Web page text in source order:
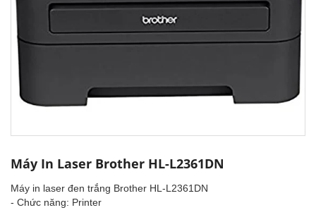
Máy In Laser Brother HL-L2361DN
Máy in laser đen trắng Brother HL-L2361DN
- Chức năng: Printer